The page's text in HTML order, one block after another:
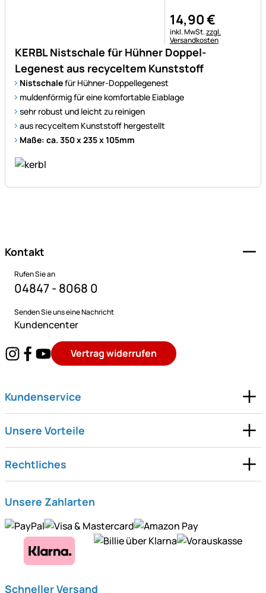
KERBL Nistschale für Hühner Doppel-
Legenest aus recyceltem Kunststoff
Nistschalefür Hühner-Doppellegenest
muldenförmig für eine komfortable Eiablage
sehr robust und leicht zu reinigen
aus recyceltem Kunststoff hergestellt
Maße: ca. 350 x 235 x 105mm
14,90€
Steuerhinweis:
inkl. MwSt.zzgl.
Versandkosten
Kontakt
Rufen Sie an
04847 - 8068 0
Senden Sie uns eine Nachricht
Kundencenter
Vertrag widerrufen
Kundenservice
Unsere Vorteile
Rechtliches
Unsere Zahlarten
Schneller Versand